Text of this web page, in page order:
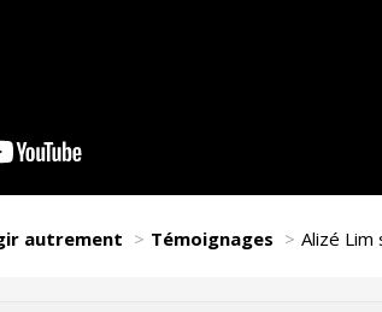
autrement Témoignages Alizé Lim